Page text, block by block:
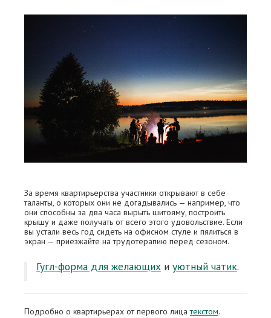
За время квартирьерства участники открывают в себе
таланты, о которых они не догадывались — например, что
они способны за два часа вырыть шитояму, построить
крышу и даже получать от всего этого удовольствие. Если
вы устали весь год сидеть на офисном стуле и пялиться в
экран — приезжайте на трудотерапию перед сезоном.
Гугл-форма для желающих и уютный чатик.
Подробно о квартирьерах от первого лицатекстом.